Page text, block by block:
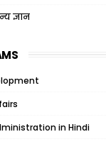
ज्ञान
in Hindi